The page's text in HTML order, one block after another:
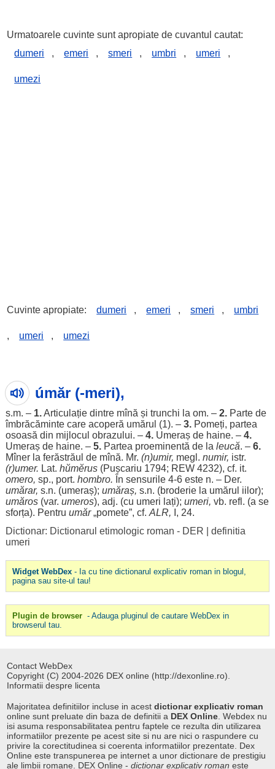
Urmatoarele cuvinte sunt apropiate de cuvantul cautat:
dumeri
, emeri , smeri , umbri , umeri ,
umezi
Cuvinte apropiate: dumeri , emeri , smeri , umbri
, umeri , umezi
úmăr (-meri),
s.m. – 1.Articulație dintre mînă și trunchi la om. – 2. Partede
îmbrăcăminte care acoperă umărul (1). – 3.Pomeți, partea
osoasă din mijlocul obrazului. – 4.Umeraș de haine. – 4.
Umeraș de haine. – 5. Partea proeminentă de la leucă. – 6.
Mîner la ferăstrăul de mînă. Mr. (n)umir, megl. numir, istr.
(r)umer. Lat. hŭmĕrus(Pușcariu 1794; REW 4232), cf. it.
omero, sp., port. hombro. În sensurile 4-6 este n. – Der.
umărar, s.n. (umeraș); umăraș, s.n. (broderie la umărul iilor);
umăros(var. umeros), adj. (cu umeri lați); umeri, vb. refl. (a se
sforța). Pentru umăr„pomete”, cf. ALR, I, 24.
Dictionar: Dictionarul etimologic roman - DER
definitia
umeri
Widget WebDex- Ia cu tine dictionarul explicativ roman in blogul,
pagina sau site-ul tau!
Plugin de browser - Adauga pluginul de cautare WebDex in
browserul tau.
Contact WebDex
Copyright (C) 2004-2026 DEX online (http://dexonline.ro).
Informatii despre licenta
Majoritatea definitiilor incluse in acestdictionar explicativ roman
online sunt preluate din baza de definitii a DEX Online . Webdex nu
isi asuma responsabilitatea pentru faptele ce rezulta din utilizarea
informatiilor prezente pe acest site si nu are nici o raspundere cu
privire la corectitudinea si coerenta informatiilor prezentate. Dex
Online este transpunerea pe internet a unor dictionare de prestigiu
ale limbii romane. DEX Online -dictionar explicativ roman este